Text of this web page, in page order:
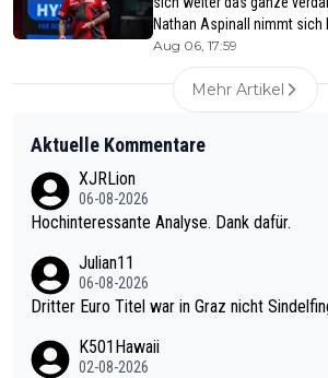
Nathan Aspinall nimmt sich
Aug 06, 17:59
Mehr Artikel
Aktuelle Kommentare
XJRLion
06-08-2026
Hochinteressante Analyse. Dank dafür.
Julian11
06-08-2026
Dritter Euro Titel war in Graz nicht
K501Hawaii
02-08-2026